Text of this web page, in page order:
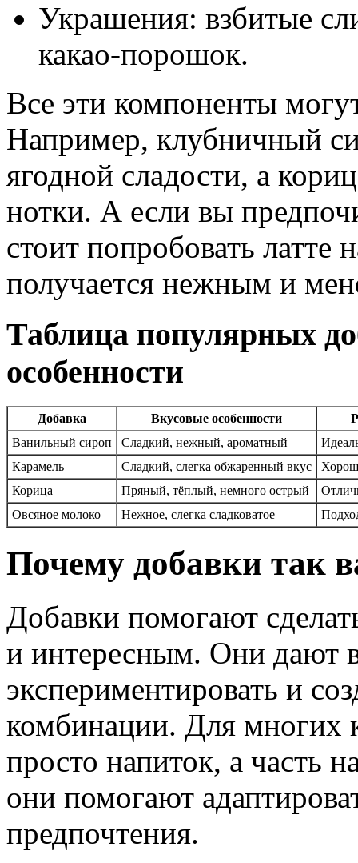
Украшения: взбитые
какао-порошок.
Все эти компоненты
Например, клубничный
ягодной сладости, а
нотки. А если вы
стоит попробовать латте
получается нежным и
Таблица популярных
особенности
Добавка Вкусовые особенности
Ванильный сироп
Сладкий, нежный, ароматный
Карамель
Сладкий, слегка обжаренный вкус
Корица
Пряный, тёплый, немного острый
Овсяное молоко
Нежное, слегка сладковатое
Почему добавки так
Добавки помогают
и интересным. Они дают
экспериментировать и
комбинации. Для многих
просто напиток, а часть
они помогают
предпочтения.